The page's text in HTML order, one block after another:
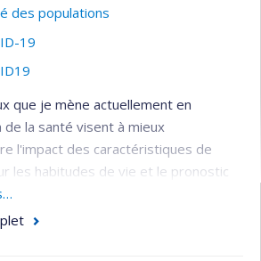
des populations
19
que je mène actuellement en
la santé visent à mieux
l'impact des caractéristiques de
les habitudes de vie et le pronostic
atteintes de maladies
en déterminant notamment le rôle